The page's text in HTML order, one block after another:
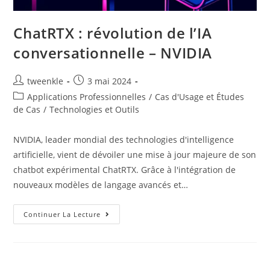
ChatRTX : révolution de l’IA
conversationnelle – NVIDIA
Auteur/autrice
de
la
tweenkle
Post
published:
3 mai 2024
Post
category:
Applications Professionnelles / Cas d'Usage et Études
de Cas / Technologies et Outils
NVIDIA, leader mondial des technologies d'intelligence
artificielle, vient de dévoiler une mise à jour majeure de son
chatbot expérimental ChatRTX. Grâce à l'intégration de
nouveaux modèles de langage avancés et…
Continuer La Lecture ChatRTX
: